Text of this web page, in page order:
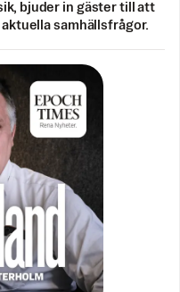
bjuder in gäster till att
samhällsfrågor.